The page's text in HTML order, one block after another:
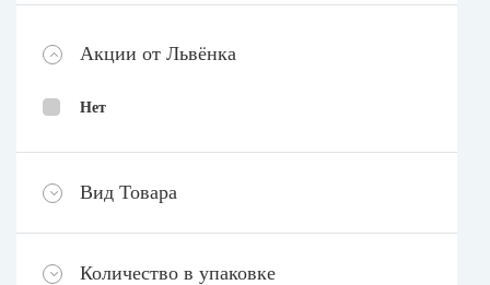
Акции от Львёнка
Нет
Вид Товара
Количество в упаковке